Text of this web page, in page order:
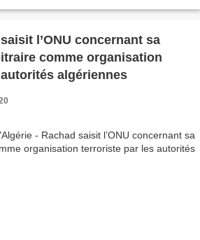
l’ONU concernant sa
comme organisation
algériennes